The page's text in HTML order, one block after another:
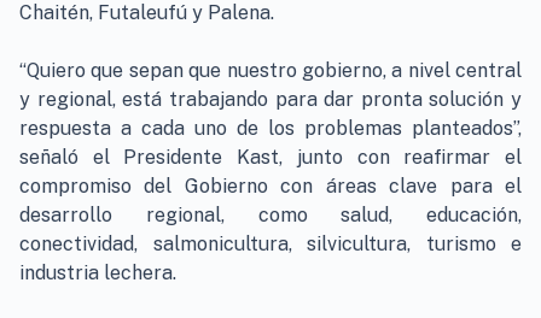
Chaitén, Futaleufú y Palena.
“Quiero que sepan que nuestro gobierno, a nivel central
y regional, está trabajando para dar pronta solución y
respuesta a cada uno de los problemas planteados”,
señaló el Presidente Kast, junto con reafirmar el
compromiso del Gobierno con áreas clave para el
desarrollo regional, como salud, educación,
conectividad, salmonicultura, silvicultura, turismo e
industria lechera.